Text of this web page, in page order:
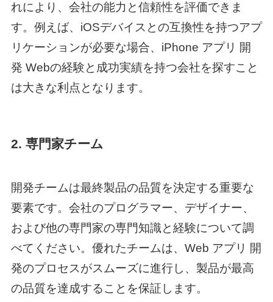
れにより、会社の能力と信頼性を評価できま
す。例えば、iOSデバイスとの互換性を持つアプ
リケーションが必要な場合、 iPhone アプリ 開
発 Webの経験と成功実績を持つ会社を探すこと
は大きな利点となります。
2. 専門家チーム
開発チームは最終製品の品質を決定する重要な
要素です。会社のプログラマー、デザイナー、
および他の専門家の専門知識と経験について調
べてください。優れたチームは、 Web アプリ 開
発のプロセスがスムーズに進行し、製品が最高
の品質を達成することを保証します。